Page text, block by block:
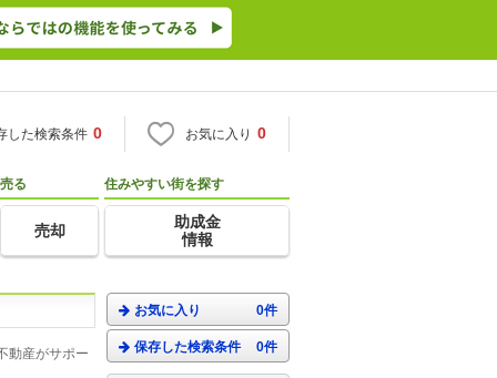
した検索条件 0 お気に入り 0
売る
売却
住みやすい街を探す
助成金
情報
動産がサポー
お気に入り 0件
保存した検索条件 0件